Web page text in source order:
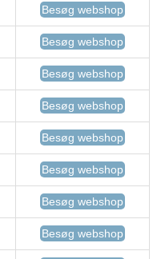
Besøg webshop
Besøg webshop
Besøg webshop
Besøg webshop
Besøg webshop
Besøg webshop
Besøg webshop
Besøg webshop